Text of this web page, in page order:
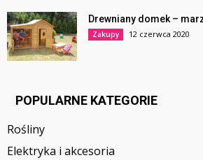
Drewniany domek –
Zakupy 12 czerwca 2020
POPULARNE KATEGORIE
Rośliny
Elektryka i akcesoria